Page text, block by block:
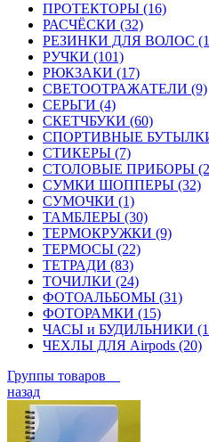
ПРОТЕКТОРЫ (16)
РАСЧЁСКИ (32)
РЕЗИНКИ ДЛЯ ВОЛОС
РУЧКИ (101)
РЮКЗАКИ (17)
СВЕТООТРАЖАТЕЛИ (9)
СЕРЬГИ (4)
СКЕТЧБУКИ (60)
СПОРТИВНЫЕ
СТИКЕРЫ (7)
СТОЛОВЫЕ ПРИБОРЫ
СУМКИ ШОППЕРЫ (32)
СУМОЧКИ (1)
ТАМБЛЕРЫ (30)
ТЕРМОКРУЖКИ (9)
ТЕРМОСЫ (22)
ТЕТРАДИ (83)
ТОЧИЛКИ (24)
ФОТОАЛЬБОМЫ (31)
ФОТОРАМКИ (15)
ЧАСЫ и БУДИЛЬНИКИ
ЧЕХЛЫ ДЛЯ Airpods (20)
Группы товаров
назад